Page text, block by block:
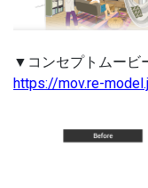
▼コンセプトムービ
https://mov.re-